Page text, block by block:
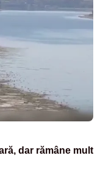
dar rămâne mult